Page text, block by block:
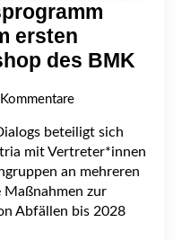
ersten
des BMK
beteiligt sich
mit Vertreter*innen
an mehreren
Maßnahmen zur
Abfällen bis 2028